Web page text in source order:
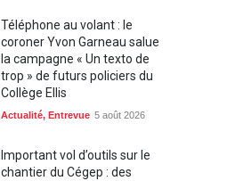
Téléphone au volant : le
coroner Yvon Garneau salue
la campagne « Un texto de
trop » de futurs policiers du
Collège Ellis
Actualité, Entrevue 5 août 2026
Important vol d’outils sur le
chantier du Cégep : des